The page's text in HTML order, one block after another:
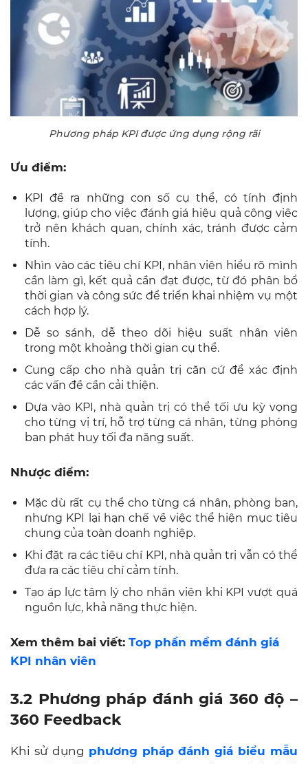
Phương pháp KPI được ứng dụng rộng rãi
Ưu điểm:
KPI đề ra những con số cụ thể, có tính định
lượng, giúp cho việc đánh giá hiệu quả công viêc
trở nên khách quan, chính xác, tránh được cảm
tính.
Nhìn vào các tiêu chí KPI, nhân viên hiểu rõ mình
cần làm gì, kết quả cần đạt được, từ đó phân bổ
thời gian và công sức để triển khai nhiệm vụ một
cách hợp lý.
Dễ so sánh, dễ theo dõi hiệu suất nhân viên
trong một khoảng thời gian cụ thể.
Cung cấp cho nhà quản trị căn cứ để xác định
các vấn đề cần cải thiện.
Dựa vào KPI, nhà quản trị có thể tối ưu kỳ vọng
cho từng vị trí, hỗ trợ từng cá nhân, từng phòng
ban phát huy tối đa năng suất.
Nhược điểm:
Mặc dù rất cụ thể cho từng cá nhân, phòng ban,
nhưng KPI lại hạn chế về việc thể hiện mục tiêu
chung của toàn doanh nghiệp.
Khi đặt ra các tiêu chí KPI, nhà quản trị vẫn có thể
đưa ra các tiêu chí cảm tính.
Tạo áp lực tâm lý cho nhân viên khi KPI vượt quá
nguồn lực, khả năng thực hiện.
Xem thêm bai viết: Top phần mềm đánh giá
KPI nhân viên
3.2 Phương pháp đánh giá 360 độ –
360 Feedback
Khi sử dụng phương pháp đánh giá biểu mẫu